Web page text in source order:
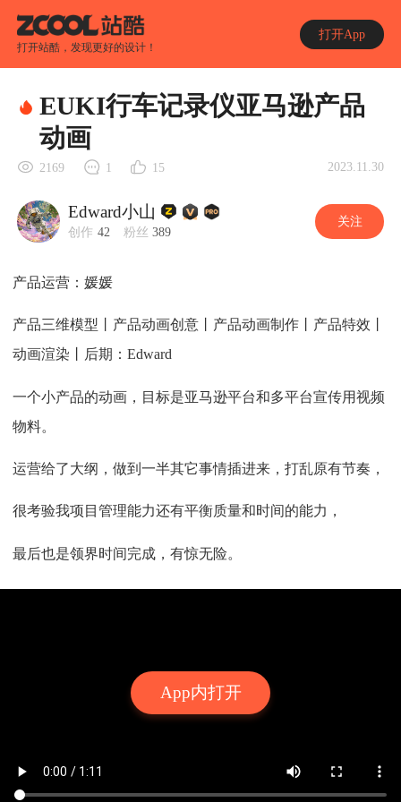
打开站酷，发现更好的设计！
打开App
App内打开
EUKI行车记录仪亚马逊产品
动画
2169 1 15 2023.11.30
Edward小山
创作 42 粉丝 389
关注
产品运营：媛媛
产品三维模型丨产品动画创意丨产品动画制作丨产品特效丨
动画渲染丨后期：Edward
一个小产品的动画，目标是亚马逊平台和多平台宣传用视频
物料。
运营给了大纲，做到一半其它事情插进来，打乱原有节奏，
很考验我项目管理能力还有平衡质量和时间的能力，
最后也是领界时间完成，有惊无险。